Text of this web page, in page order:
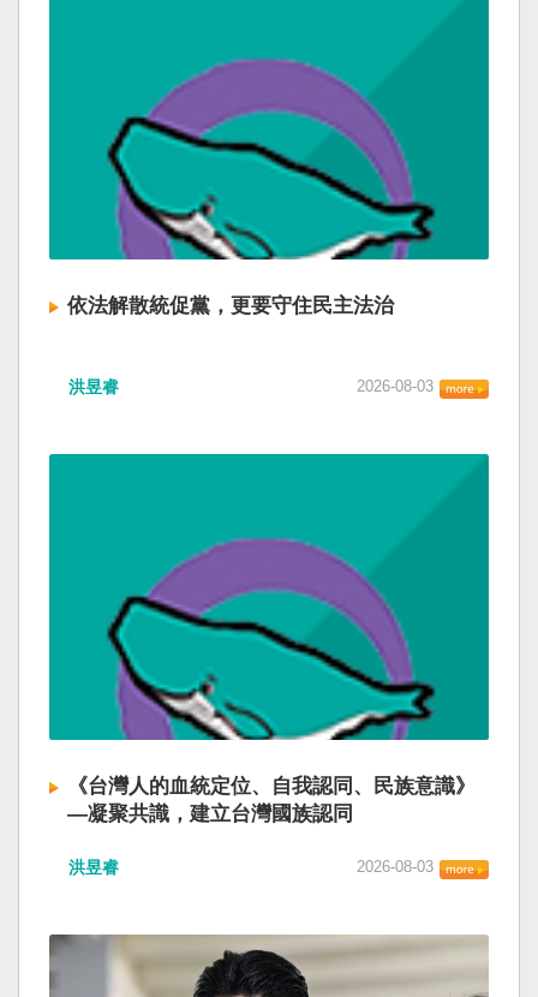
依法解散統促黨，更要守住民主法治
洪昱睿 2026-08-03
《台灣人的血統定位、自我認同、民族意識》
—凝聚共識，建立台灣國族認同
洪昱睿 2026-08-03